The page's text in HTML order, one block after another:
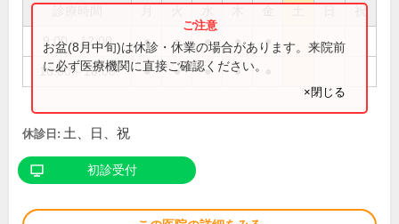
祝
9:00～12:00 ● ● ● ● ●
16:00～18:00 ● ● ● ●
お盆(8月中旬)は休診・休業の場合があります。来院前
に必ず医療機関に直接ご確認ください。
×閉じる
休診日: 土、日、祝
初診受付